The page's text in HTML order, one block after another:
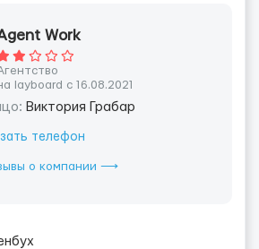
Work
layboard с 16.08.2021
Виктория Грабар
телефон
о компании ⟶